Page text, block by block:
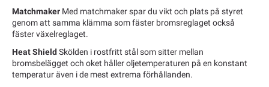
Matchmaker Med matchmaker spar du vikt och plats på styret
genom att samma klämma som fäster bromsreglaget också
fäster växelreglaget.
Heat Shield Skölden i rostfritt stål som sitter mellan
bromsbelägget och oket håller oljetemperaturen på en konstant
temperatur även i de mest extrema förhållanden.